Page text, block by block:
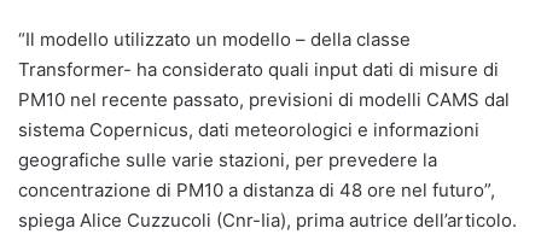
“Il modello utilizzato un modello – della classe
Transformer- ha considerato quali input dati di misure di
PM10 nel recente passato, previsioni di modelli CAMS dal
sistema Copernicus, dati meteorologici e informazioni
geografiche sulle varie stazioni, per prevedere la
concentrazione di PM10 a distanza di 48 ore nel futuro”,
spiega Alice Cuzzucoli (Cnr-Iia), prima autrice dell’articolo.